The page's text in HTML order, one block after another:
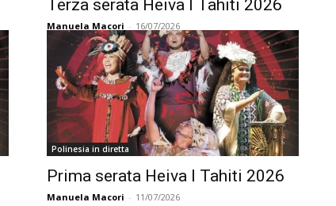
Terza serata Heiva I Tahiti 2026
Manuela Macori - 16/07/2026
Polinesia in diretta
Prima serata Heiva I Tahiti 2026
Manuela Macori - 11/07/2026